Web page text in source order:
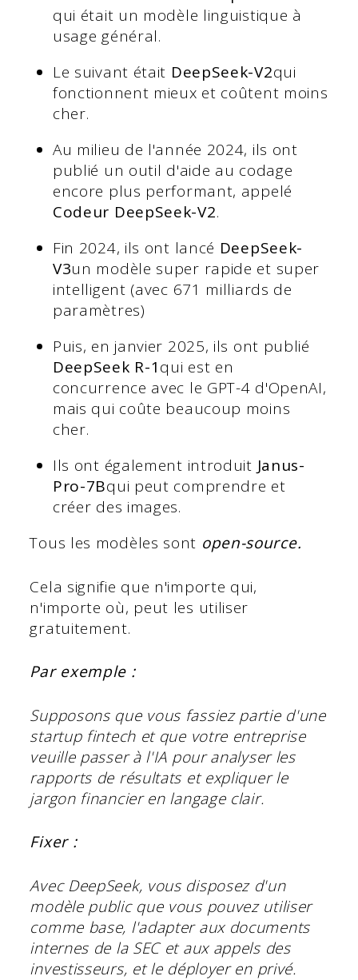
qui était un modèle linguistique à
usage général.
Le suivant était DeepSeek-V2qui
fonctionnent mieux et coûtent moins
cher.
Au milieu de l'année 2024, ils ont
publié un outil d'aide au codage
encore plus performant, appelé
Codeur DeepSeek-V2.
Fin 2024, ils ont lancé DeepSeek-
V3un modèle super rapide et super
intelligent (avec 671 milliards de
paramètres)
Puis, en janvier 2025, ils ont publié
DeepSeek R-1qui est en
concurrence avec le GPT-4 d'OpenAI,
mais qui coûte beaucoup moins
cher.
Ils ont également introduit Janus-
Pro-7Bqui peut comprendre et
créer des images.
Tous les modèles sont open-source.
Cela signifie que n'importe qui,
n'importe où, peut les utiliser
gratuitement.
Par exemple :
Supposons que vous fassiez partie d'une
startup fintech et que votre entreprise
veuille passer à l'IA pour analyser les
rapports de résultats et expliquer le
jargon financier en langage clair.
Fixer :
Avec DeepSeek, vous disposez d'un
modèle public que vous pouvez utiliser
comme base, l'adapter aux documents
internes de la SEC et aux appels des
investisseurs, et le déployer en privé.